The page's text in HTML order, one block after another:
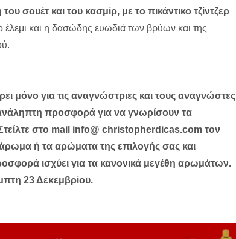
σουέτ και του κασμίρ, με το πικάντικο τζίντζερ
έλεμι και η δασώδης ευωδιά των βρύων και της
μόνο για τις αναγνώστριες και τους αναγνώστες
προσφορά για να γνωρίσουν τα
στο mail info@ christopherdicas.com τον
ή τα αρώματα της επιλογής σας και
ισχύει για τα κανονικά μεγέθη αρωμάτων.
23 Δεκεμβρίου.